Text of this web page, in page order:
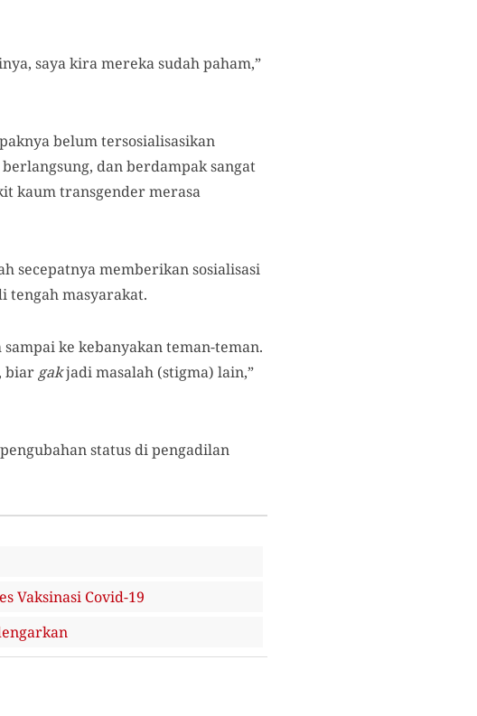
saya kira mereka sudah paham,”
belum tersosialisasikan
dan berdampak sangat
kaum transgender merasa
secepatnya memberikan sosialisasi
tengah masyarakat.
ke kebanyakan teman-teman.
biargakjadi masalah (stigma) lain,”
status di pengadilan
Vaksinasi Covid-19